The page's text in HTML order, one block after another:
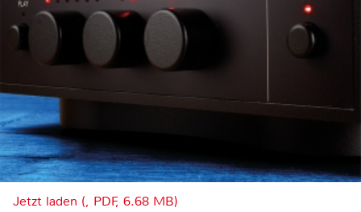
Jetzt laden (, PDF, 6.68 MB)